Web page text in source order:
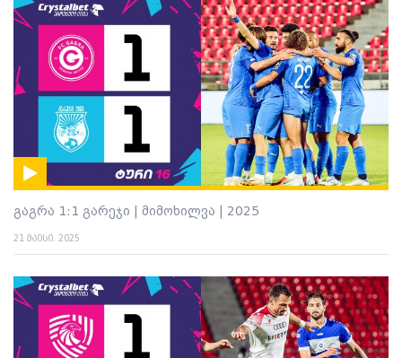
გაგრა 1:1 გარეჯი | მიმოხილვა | 2025
21 მაისი. 2025